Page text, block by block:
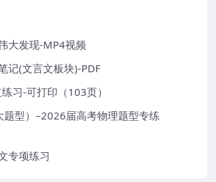
大发现-MP4视频
记(文言文板块)-PDF
习-可打印（103页）
题型）–2026届高考物理题型专练
专项练习